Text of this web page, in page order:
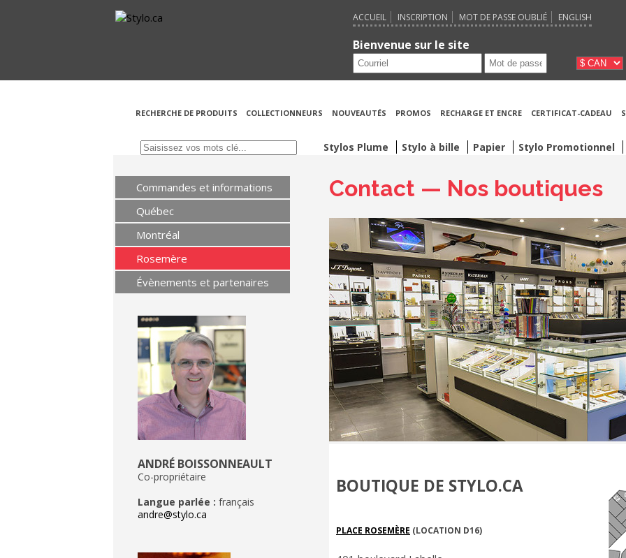
ACCUEIL INSCRIPTION MOT DE PASSE OUBLIÉ ENGLISH
Bienvenue sur le site
RECHERCHE DE PRODUITS COLLECTIONNEURS NOUVEAUTÉS PROMOS RECHARGE ET ENCRE CERTIFICAT-CADEAU
Stylos Plume Stylo à bille Papier Stylo Promotionnel
Commandes et informations
Québec
Montréal
Rosemère
Évènements et partenaires
ANDRÉ BOISSONNEAULT
Co-propriétaire
Langue parlée : français
andre@stylo.ca
Contact — Nos boutiques
BOUTIQUE DE STYLO.CA
PLACE ROSEMÈRE (LOCATION D16)